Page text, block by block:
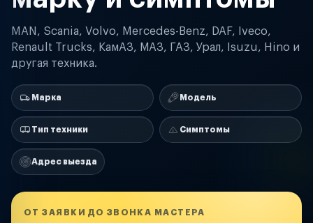
MAN, Scania, Volvo, Mercedes-Benz, DAF, Iveco,
Renault Trucks, КамАЗ, МАЗ, ГАЗ, Урал, Isuzu, Hino и
другая техника.
Марка Модель
Тип техники Симптомы
Адрес выезда
ОТ ЗАЯВКИ ДО ЗВОНКА МАСТЕРА